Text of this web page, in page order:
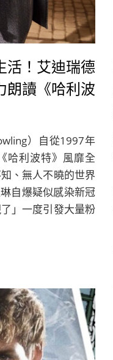
活！艾迪瑞德
朗讀《哈利波
）自從1997年
哈利波特》風靡全
、無人不曉的世界
自爆疑似感染新冠
」一度引發大量粉
人的羅琳也決定為